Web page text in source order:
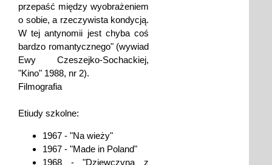
przepaść między wyobrażeniem
o sobie, a rzeczywista kondycją.
W tej antynomii jest chyba coś
bardzo romantycznego" (wywiad
Ewy Czeszejko-Sochackiej,
"Kino" 1988, nr 2).
Filmografia
Etiudy szkolne:
1967 - "Na wieży"
1967 - "Made in Poland"
1968 - "Dziewczyna z